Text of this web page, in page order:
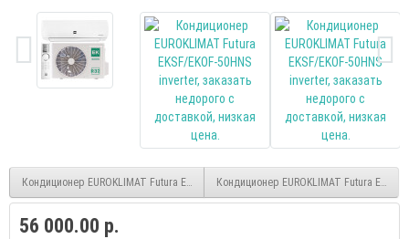
Кондиционер EUROKLIMAT Futura EKSF/EKOF-35HNS inverterКондиционер EUROKLIMAT Futura EKSF/
56 000.00 р.